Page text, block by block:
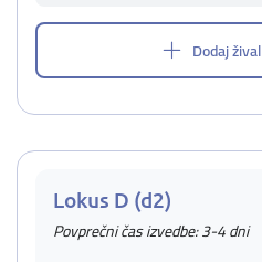
Dodaj žival
Lokus D (d2)
Povprečni čas izvedbe: 3-4 dni